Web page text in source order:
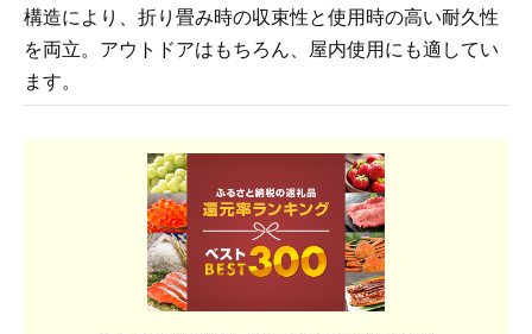
構造により、折り畳み時の収束性と使用時の高い耐久性
を両立。アウトドアはもちろん、屋内使用にも適してい
ます。